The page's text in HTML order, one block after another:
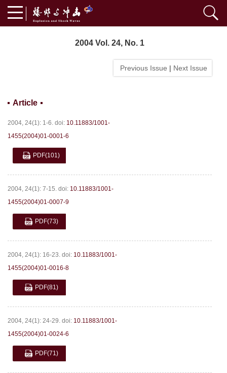
2004 Vol. 24, No. 1
Previous Issue | Next Issue
Article
2004, 24(1): 1-6. doi: 10.11883/1001-
1455(2004)01-0001-6
PDF(101)
2004, 24(1): 7-15. doi: 10.11883/1001-
1455(2004)01-0007-9
PDF(73)
2004, 24(1): 16-23. doi: 10.11883/1001-
1455(2004)01-0016-8
PDF(81)
2004, 24(1): 24-29. doi: 10.11883/1001-
1455(2004)01-0024-6
PDF(71)